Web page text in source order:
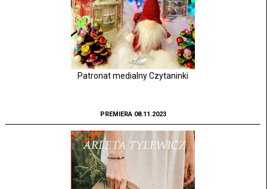
Patronat medialny Czytaninki
PREMIERA 08.11.2023